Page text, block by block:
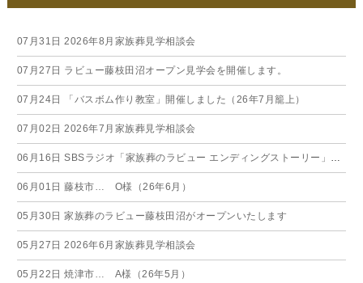
07月31日 2026年8月家族葬見学相談会
07月27日 ラビュー藤枝田沼オープン見学会を開催します。
07月24日 「バスボム作り教室」開催しました（26年7月籠上）
07月02日 2026年7月家族葬見学相談会
06月16日 SBSラジオ「家族葬のラビュー エンディングストーリー」に弊社スタッフが出演いたしました（26年6月）
06月01日 藤枝市… O様（26年6月）
05月30日 家族葬のラビュー藤枝田沼がオープンいたします
05月27日 2026年6月家族葬見学相談会
05月22日 焼津市… A様（26年5月）